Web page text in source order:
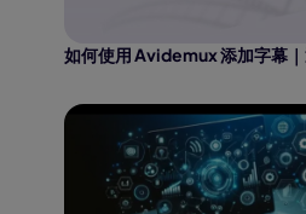
如何使用 Avidemux 添加字幕